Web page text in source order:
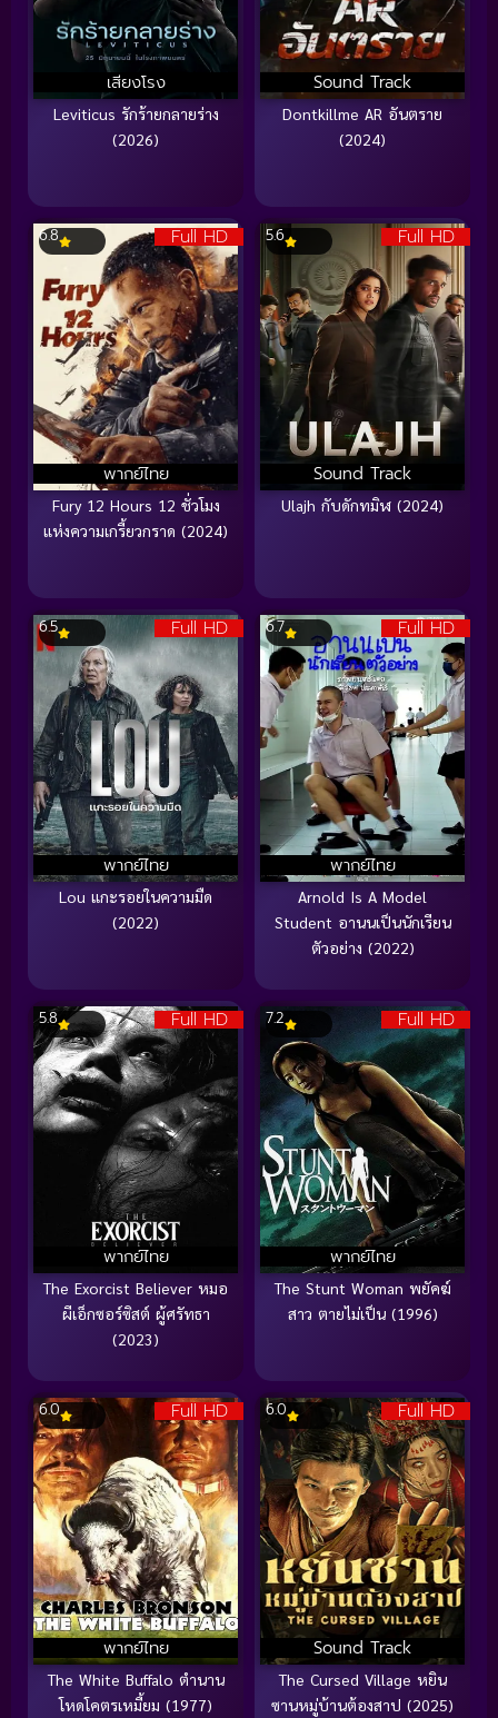
เสียงโรง
Leviticus รักร้ายกลายร่าง
(2026)
Sound Track
Dontkillme AR อันตราย
(2024)
Full HD
พากย์ไทย
6.8
Fury 12 Hours 12 ชั่วโมง
แห่งความเกรี้ยวกราด (2024)
Full HD
Sound Track
5.6
Ulajh กับดักทมิฬ (2024)
Full HD
พากย์ไทย
6.5
Lou แกะรอยในความมืด
(2022)
Full HD
พากย์ไทย
6.7
Arnold Is A Model
Student อานนเป็นนักเรียน
ตัวอย่าง (2022)
Full HD
พากย์ไทย
5.8
The Exorcist Believer หมอ
ผีเอ็กซอร์ซิสต์ ผู้ศรัทธา
(2023)
Full HD
พากย์ไทย
7.2
The Stunt Woman พยัคฆ์
สาว ตายไม่เป็น (1996)
Full HD
พากย์ไทย
6.0
The White Buffalo ตำนาน
โหดโคตรเหมี้ยม (1977)
Full HD
Sound Track
6.0
The Cursed Village หยิน
ซานหมู่บ้านต้องสาป (2025)